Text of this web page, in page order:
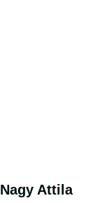
Nagy Attila